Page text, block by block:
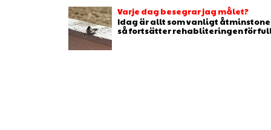
Varje dag besegrar jag målet?
Idag är allt som vanligt
så fortsätter rehabliteringen för